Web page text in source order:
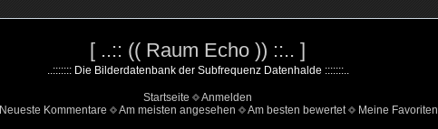
[ ..:: (( Raum Echo )) ::.. ]
..::::::: Die Bilderdatenbank der Subfrequenz Datenhalde :::::::..
Startseite
Anmelden
Neueste Kommentare Am meisten angesehen Am besten bewertet Meine Favoriten